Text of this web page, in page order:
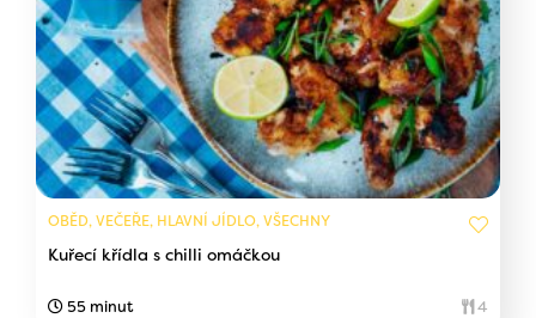
OBĚD, VEČEŘE, HLAVNÍ JÍDLO, VŠECHNY
Kuřecí křídla s chilli omáčkou
55 minut 4